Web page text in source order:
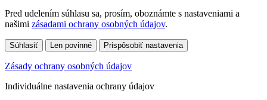
Pred udelením súhlasu sa, prosím, oboznámte s nastaveniami a
našimi zásadami ochrany osobných údajov.
Súhlasiť Len povinné Prispôsobiť nastavenia
Zásady ochrany osobných údajov
Individuálne nastavenia ochrany údajov